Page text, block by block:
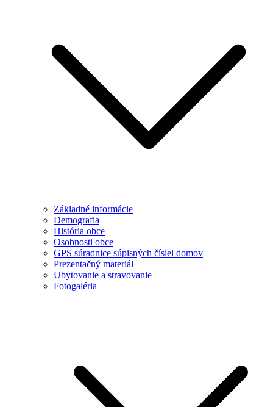
Základné informácie
Demografia
História obce
Osobnosti obce
GPS súradnice súpisných čísiel domov
Prezentačný materiál
Ubytovanie a stravovanie
Fotogaléria